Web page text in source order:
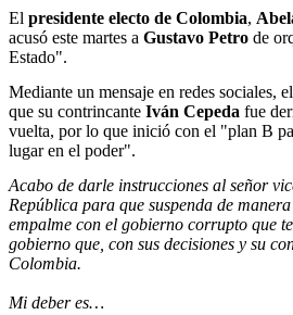
El presidente electo de Colombia,
acusó este martes a Gustavo Petro de
Estado".
Mediante un mensaje en redes sociales,
que su contrincante Iván Cepeda fue
vuelta, por lo que inició con el "plan B
lugar en el poder".
Acabo de darle instrucciones al señor
República para que suspenda de
empalme con el gobierno corrupto que
gobierno que, con sus decisiones y su
Colombia.
Mi deber es…